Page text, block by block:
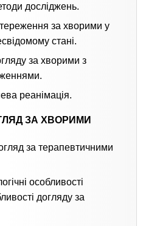
досліджень.
за хворими у
стані.
за хворими з
реанімація.
ЗА ХВОРИМИ
за терапевтичними
особливості
догляду за